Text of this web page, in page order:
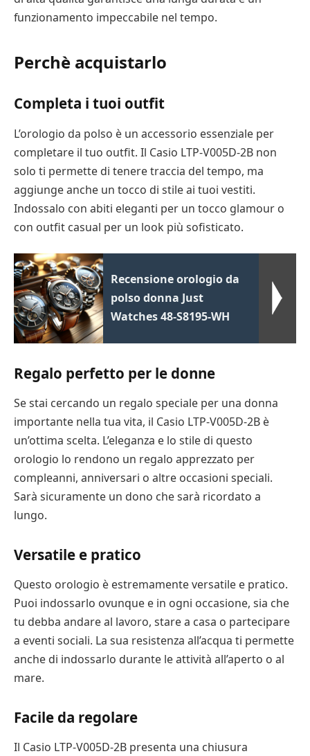
funzionamento impeccabile nel tempo.
Perchè acquistarlo
Completa i tuoi outfit
L’orologio da polso è un accessorio essenziale per
completare il tuo outfit. Il Casio LTP-V005D-2B non
solo ti permette di tenere traccia del tempo, ma
aggiunge anche un tocco di stile ai tuoi vestiti.
Indossalo con abiti eleganti per un tocco glamour o
con outfit casual per un look più sofisticato.
Recensione orologio da
polso donna Just
Watches 48-S8195-WH
Regalo perfetto per le donne
Se stai cercando un regalo speciale per una donna
importante nella tua vita, il Casio LTP-V005D-2B è
un’ottima scelta. L’eleganza e lo stile di questo
orologio lo rendono un regalo apprezzato per
compleanni, anniversari o altre occasioni speciali.
Sarà sicuramente un dono che sarà ricordato a
lungo.
Versatile e pratico
Questo orologio è estremamente versatile e pratico.
Puoi indossarlo ovunque e in ogni occasione, sia che
tu debba andare al lavoro, stare a casa o partecipare
a eventi sociali. La sua resistenza all’acqua ti permette
anche di indossarlo durante le attività all’aperto o al
mare.
Facile da regolare
Il Casio LTP-V005D-2B presenta una chiusura